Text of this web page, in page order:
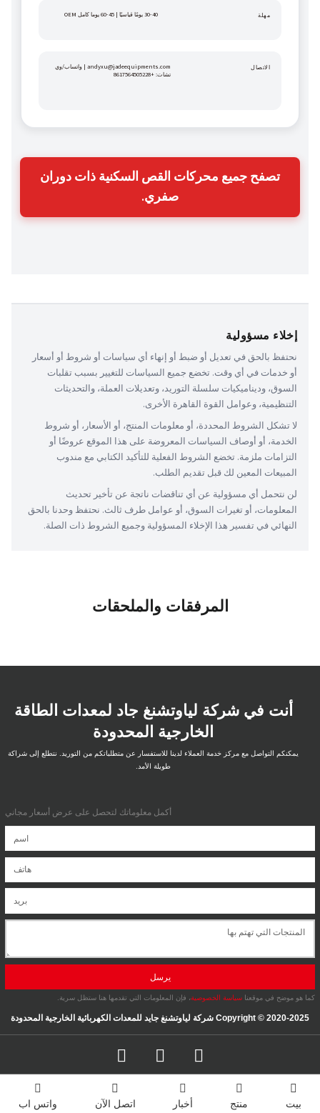
مهلة 30-40 يومًا قياسيًا | 45-60 يوما كامل OEM
الاتصال
andyxu@jadeequipments.com | واتساب/وي
تشات: +8617564505228
تصفح جميع محركات القص السكنية ذات دوران
صفري.
إخلاء مسؤولية
نحتفظ بالحق في تعديل أو ضبط أو إنهاء أي سياسات أو شروط أو أسعار
أو خدمات في أي وقت. تخضع جميع السياسات للتغيير بسبب تقلبات
السوق، وديناميكيات سلسلة التوريد، وتعديلات العملة، والتحديثات
التنظيمية، وعوامل القوة القاهرة الأخرى.
لا تشكل الشروط المحددة، أو معلومات المنتج، أو الأسعار، أو شروط
الخدمة، أو أوصاف السياسات المعروضة على هذا الموقع عروضًا أو
التزامات ملزمة. تخضع الشروط الفعلية للتأكيد الكتابي مع مندوب
المبيعات المعين لك قبل تقديم الطلب.
لن نتحمل أي مسؤولية عن أي تناقضات ناتجة عن تأخير تحديث
المعلومات، أو تغيرات السوق، أو عوامل طرف ثالث. نحتفظ وحدنا بالحق
النهائي في تفسير هذا الإخلاء المسؤولية وجميع الشروط ذات الصلة.
المرفقات والملحقات
أنت في شركة لياوتشنغ جاد لمعدات الطاقة
الخارجية المحدودة
يمكنكم التواصل مع مركز خدمة العملاء لدينا للاستفسار عن متطلباتكم من التوريد. نتطلع إلى شراكة
طويلة الأمد.
أكمل معلوماتك لتحصل على عرض أسعار مجاني
يرسل
كما هو موضح في موقعنا سياسة الخصوصية، فإن المعلومات التي تقدمها هنا ستظل سرية.
Copyright © 2020-2025 شركة لياوتشنغ جايد للمعدات الكهربائية الخارجية المحدودة
بيت منتج أخبار اتصل الآن واتس اب